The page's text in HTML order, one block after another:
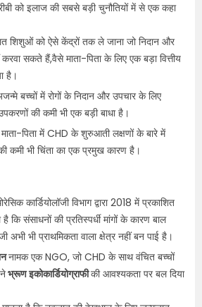
को इलाज की सबसे बड़ी चुनौतियों में से एक कहा
शिशुओं को ऐसे केंद्रों तक ले जाना जो निदान और
सकते हैं,वैसे माता-पिता के लिए एक बड़ा वित्तीय
है।
बच्चों में रोगों के निदान और उपचार के लिए
की कमी भी एक बड़ी बाधा है।
माता-पिता में CHD के शुरुआती लक्षणों के बारे में
कमी भी चिंता का एक प्रमुख कारण है।
कार्डियोलॉजी विभाग द्वारा 2018 में प्रकाशित
संसाधनों की प्रतिस्पर्धी मांगों के कारण बाल
अभी भी प्राथमिकता वाला क्षेत्र नहीं बन पाई है।
नामक एक NGO, जो CHD के साथ वंचित बच्चों
भ्रूण इकोकार्डियोग्राफीकी आवश्यकता पर बल दिया